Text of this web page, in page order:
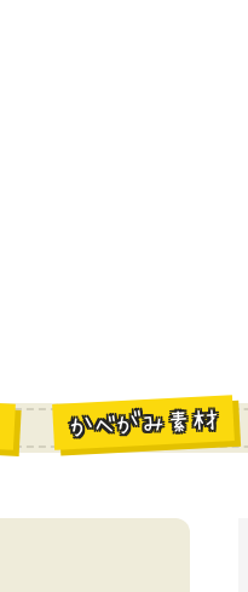
かべがみ素材